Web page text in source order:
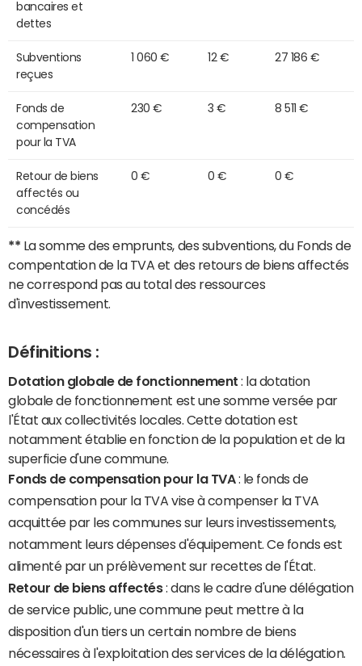
bancaires et
dettes
Subventions
reçues
1 060 € 12 € 27 186 €
Fonds de
compensation
pour la TVA
230 € 3 € 8 511 €
Retour de biens
affectés ou
concédés
0 € 0 € 0 €
** La somme des emprunts, des subventions, du Fonds de
compentation de la TVA et des retours de biens affectés
ne correspond pas au total des ressources
d'investissement.
Définitions :
Dotation globale de fonctionnement : la dotation
globale de fonctionnement est une somme versée par
l'État aux collectivités locales. Cette dotation est
notamment établie en fonction de la population et de la
superficie d'une commune.
Fonds de compensation pour la TVA: le fonds de
compensation pour la TVA vise à compenser la TVA
acquittée par les communes sur leurs investissements,
notamment leurs dépenses d'équipement. Ce fonds est
alimenté par un prélèvement sur recettes de l'État.
Retour de biens affectés: dans le cadre d'une délégation
de service public, une commune peut mettre à la
disposition d'un tiers un certain nombre de biens
nécessaires à l'exploitation des services de la délégation.